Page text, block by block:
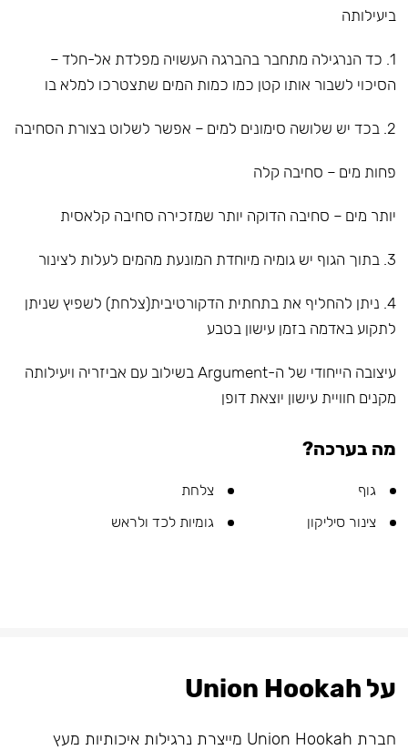
ביעילותה
1. כד הנרגילה מתחבר בהברגה העשויה מפלדת אל-חלד –
הסיכוי לשבור אותו קטן כמו כמות המים שתצטרכו למלא בו
2. בכד יש שלושה סימונים למים – אפשר לשלוט בצורת הסחיבה
פחות מים – סחיבה קלה
יותר מים – סחיבה הדוקה יותר שמזכירה סחיבה קלאסית
3. בתוך הגוף יש גומיה מיוחדת המונעת מהמים לעלות לצינור
4. ניתן להחליף את בתחתית הדקורטיבית(צלחת) לשפיץ שניתן
לתקוע באדמה בזמן עישון בטבע
עיצובה הייחודי של ה-Argument בשילוב עם אביזריה ויעילותה
מקנים חוויית עישון יוצאת דופן
מה בערכה?
גוף
צלחת
צינור סיליקון
גומיות לכד ולראש
על Union Hookah
חברת Union Hookah מייצרת נרגילות איכותיות מעץ